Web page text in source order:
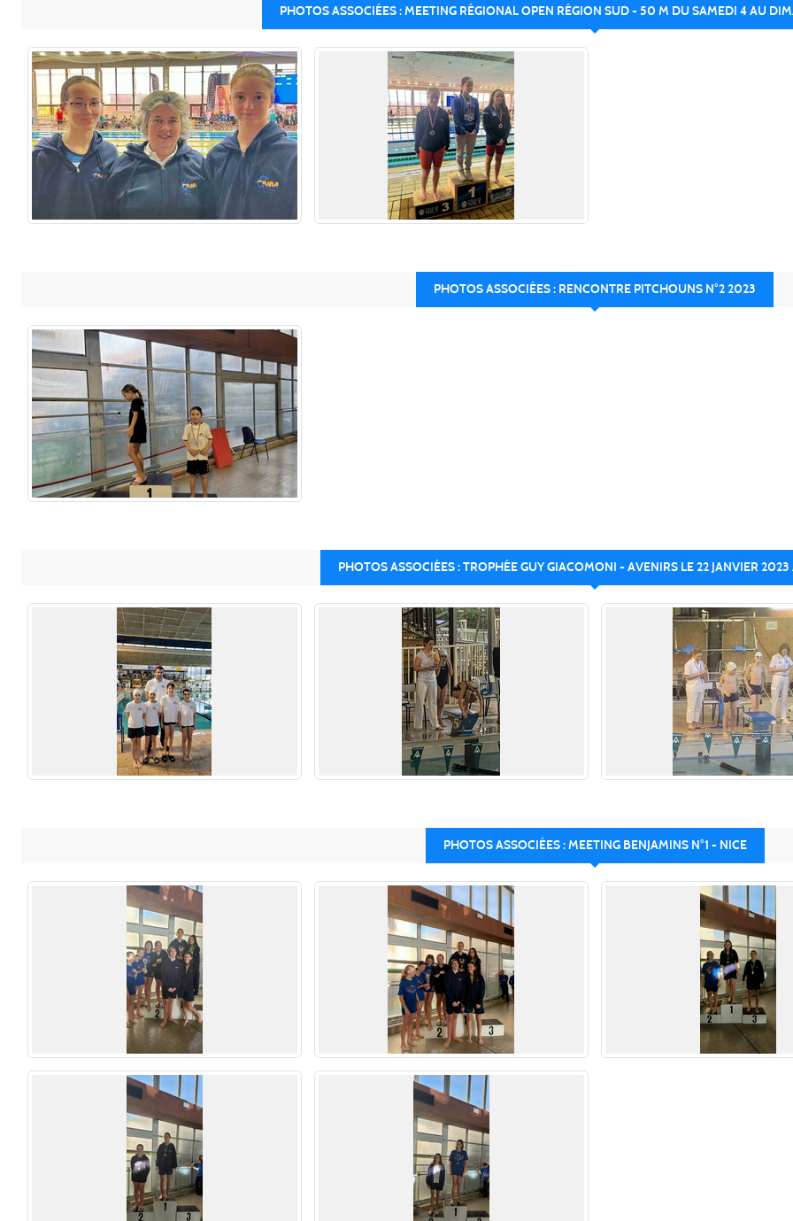
PHOTOS ASSOCIÉES : MEETING RÉGIONAL OPEN RÉGION SUD - 50 M DU SAMEDI 4 AU
PHOTOS ASSOCIÉES : RENCONTRE PITCHOUNS N°2 2023
PHOTOS ASSOCIÉES : TROPHÉE GUY GIACOMONI - AVENIRS LE 22 JANVIER
PHOTOS ASSOCIÉES : MEETING BENJAMINS N°1 - NICE